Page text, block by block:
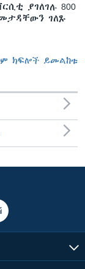
ያገለገሉ 800
ገለጹ
ክፍሎች ይመልከቱ